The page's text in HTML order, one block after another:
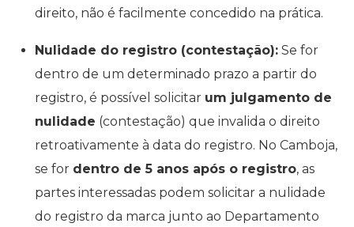
direito, não é facilmente concedido na prática.
Nulidade do registro (contestação): Se for
dentro de um determinado prazo a partir do
registro, é possível solicitar um julgamento de
nulidade (contestação) que invalida o direito
retroativamente à data do registro. No Camboja,
se for dentro de 5 anos após o registro, as
partes interessadas podem solicitar a nulidade
do registro da marca junto ao Departamento